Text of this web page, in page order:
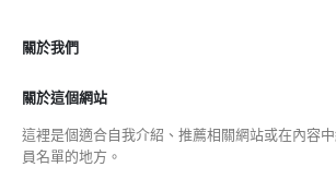
關於我們
關於這個網站
這裡是個適合自我介紹、推薦相關網站或在內容
員名單的地方。